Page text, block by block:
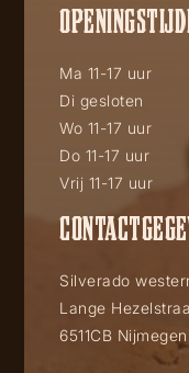
Ma 11-17 uur
Di gesloten
Wo 11-17 uur
Do 11-17 uur
Vrij 11-17 uur
Silverado
Lange
6511CB Nijmegen